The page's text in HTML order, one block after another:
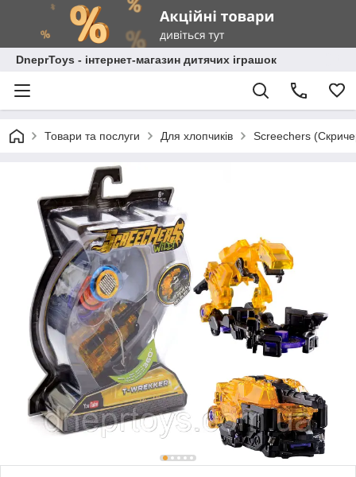
DneprToys - інтернет-магазин дитячих іграшок
Товари та послуги Для хлопчиків Screechers